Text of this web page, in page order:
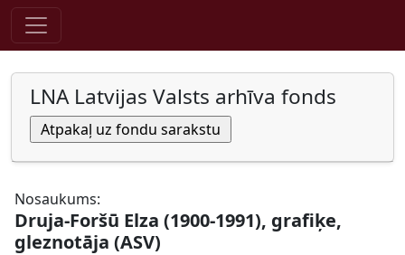
Pāriet uz saturu
LNA Latvijas Valsts arhīva fonds
Nosaukums:
Druja-Foršū Elza (1900-1991), grafiķe,
gleznotāja (ASV)